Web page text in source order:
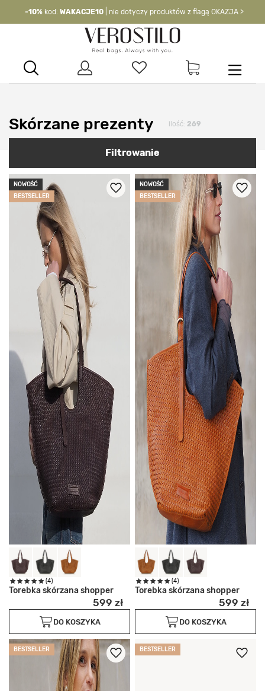
-10% kod: WAKACJE10 | nie dotyczy produktów z flagą OKAZJA >
Skórzane prezenty ilość: 269
Filtrowanie
NOWOŚĆ
BESTSELLER
(4)
Torebka skórzana shopper
599 zł
DO KOSZYKA
NOWOŚĆ
BESTSELLER
(4)
Torebka skórzana shopper
599 zł
DO KOSZYKA
BESTSELLER BESTSELLER